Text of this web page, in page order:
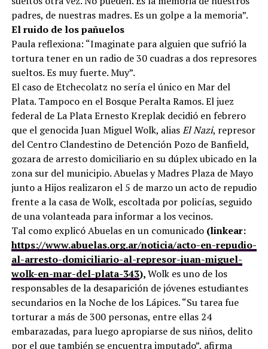
padres, de nuestras madres. Es un golpe a la memoria”.
El ruido de los pañuelos
Paula reflexiona: “Imaginate para alguien que sufrió la
tortura tener en un radio de 30 cuadras a dos represores
sueltos. Es muy fuerte. Muy”.
El caso de Etchecolatz no sería el único en Mar del
Plata. Tampoco en el Bosque Peralta Ramos. El juez
federal de La Plata Ernesto Kreplak decidió en febrero
que el genocida Juan Miguel Wolk, aliasEl Nazi, represor
del Centro Clandestino de Detención Pozo de Banfield,
gozara de arresto domiciliario en su dúplex ubicado en la
zona sur del municipio. Abuelas y Madres Plaza de Mayo
junto a Hijos realizaron el 5 de marzo un acto de repudio
frente a la casa de Wolk, escoltada por policías, seguido
de una volanteada para informar a los vecinos.
Tal como explicó Abuelas en un comunicado (linkear:
https://www.abuelas.org.ar/noticia/acto-en-repudio-
al-arresto-domiciliario-al-represor-juan-miguel-
wolk-en-mar-del-plata-343),Wolk es uno de los
responsables de la desaparición de jóvenes estudiantes
secundarios en la Noche de los Lápices. “Su tarea fue
torturar a más de 300 personas, entre ellas 24
embarazadas, para luego apropiarse de sus niños, delito
por el que también se encuentra imputado”, afirma